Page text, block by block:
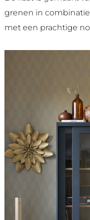
grenen in
met een prachtige